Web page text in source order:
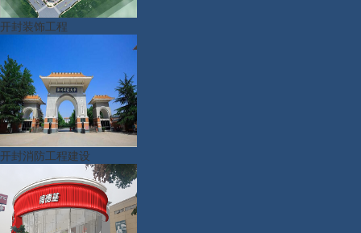
开封装饰工程
开封消防工程建设